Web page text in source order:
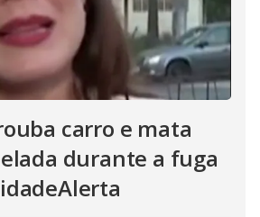
carro e mata
durante a fuga